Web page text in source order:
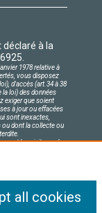
déclaré à la
1978 relative à
vous disposez
d'accès (art.34 à 38
la loi) des données
exiger que soient
à jour ou effacées
sont inexactes,
dont la collecte ou
les visiteurs de
all cookies